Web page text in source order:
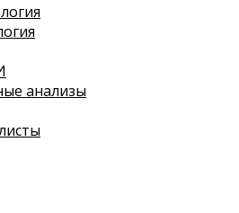
анализы